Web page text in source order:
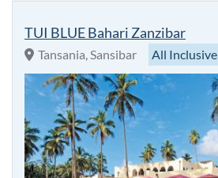
TUI BLUE Bahari Zanzibar
Tansania, Sansibar All Inclusive